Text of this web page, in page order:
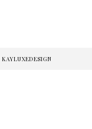
KAYLUXEDESIGN